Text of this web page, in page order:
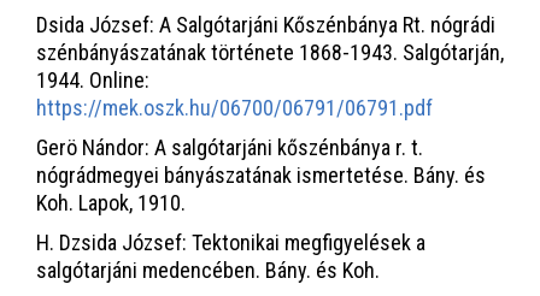
Dsida József: A Salgótarjáni Kőszénbánya Rt. nógrádi
szénbányászatának története 1868-1943. Salgótarján,
1944. Online:
https://mek.oszk.hu/06700/06791/06791.pdf
Gerö Nándor: A salgótarjáni kőszénbánya r. t.
nógrádmegyei bányászatának ismertetése. Bány. és
Koh. Lapok, 1910.
H. Dzsida József: Tektonikai megfigyelések a
salgótarjáni medencében. Bány. és Koh.